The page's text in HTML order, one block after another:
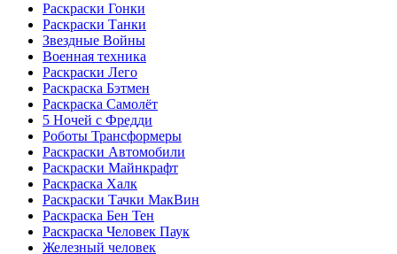
Раскраски Гонки
Раскраски Танки
Звездные Войны
Военная техника
Раскраски Лего
Раскраска Бэтмен
Раскраска Самолёт
5 Ночей с Фредди
Роботы Трансформеры
Раскраски Автомобили
Раскраски Майнкрафт
Раскраска Халк
Раскраски Тачки МакВин
Раскраска Бен Тен
Раскраска Человек Паук
Железный человек